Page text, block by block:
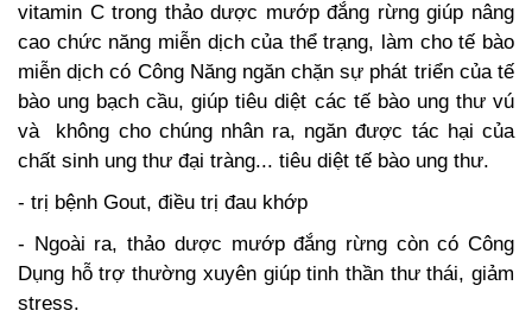
vitamin C trong thảo dược mướp đắng rừng giúp nâng
cao chức năng miễn dịch của thể trạng, làm cho tế bào
miễn dịch có Công Năng ngăn chặn sự phát triển của tế
bào ung bạch cầu, giúp tiêu diệt các tế bào ung thư vú
và không cho chúng nhân ra, ngăn được tác hại của
chất sinh ung thư đại tràng... tiêu diệt tế bào ung thư.
- trị bệnh Gout, điều trị đau khớp
- Ngoài ra, thảo dược mướp đắng rừng còn có Công
Dụng hỗ trợ thường xuyên giúp tinh thần thư thái, giảm
stress.